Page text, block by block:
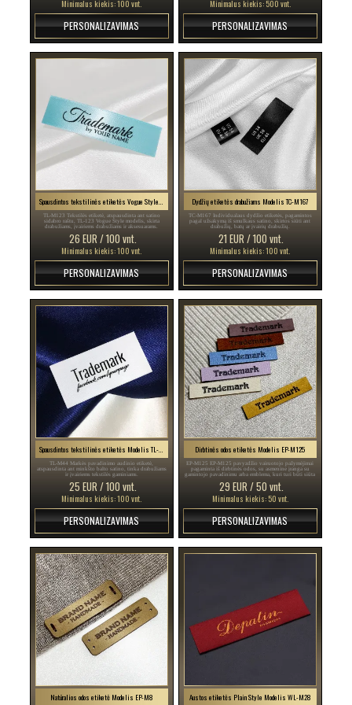
Minimalus kiekis: 100 vnt.
PERSONALIZAVIMAS
Minimalus kiekis: 500 vnt.
PERSONALIZAVIMAS
Spausdintos tekstilinės etiketės Vogue Style Modelis TL-M123
TL-M123 Tekstilės etiketė, atspausdinta ant satino
sidabro raštu, TL-123 Vogue Style modelis, skirta
drabužiams, įvairiems drabužiams ir aksesuarams.
26 EUR / 100 vnt.
Minimalus kiekis: 100 vnt.
PERSONALIZAVIMAS
Dydžių etiketės drabužiams Modelis TC-M167
TC-M167 Individualaus dydžio etiketės, pagamintos
pagal užsakymą iš smulkaus satino, skirtos siūti ant
drabužių, batų ar įvairių drabužių.
21 EUR / 100 vnt.
Minimalus kiekis: 100 vnt.
PERSONALIZAVIMAS
Spausdintos tekstilinės etiketės Modelis TL-M44
TL-M44 Markės pavadinimo audinio etiketė,
atspausdinta ant minkšto balto satino, tinka drabužiams
ir įvairiems tekstilės gaminiams.
25 EUR / 100 vnt.
Minimalus kiekis: 100 vnt.
PERSONALIZAVIMAS
Dirbtinės odos etiketės Modelis EP-M125
EP-M125 EP-M125 pavyzdžio vairuotojo pažymėjimai
pagaminta iš dirbtinės odos, su asmenine įranga su
gamintojo pavadinimu arba emblema, kuri turi būti siūta
29 EUR / 50 vnt.
Minimalus kiekis: 50 vnt.
PERSONALIZAVIMAS
Natūralios odos etiketė Modelis EP-M8 Austos etiketės Plain Style Modelis WL-M28